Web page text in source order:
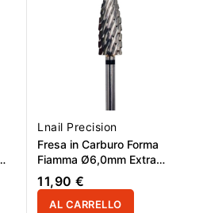
Lnail Precision
Fresa in Carburo Forma
Fiamma Ø6,0mm Extra
Grossa Taglio Incrociato LL
16,0mm L/R
11,90 €
AL CARRELLO